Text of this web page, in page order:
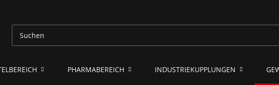
PHARMABEREICH INDUSTRIEKUPPLUNGEN